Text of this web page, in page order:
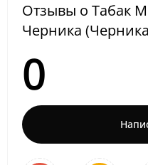
Отзывы о Табак
Черника
0